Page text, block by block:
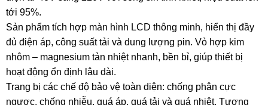
tới 95%.
Sản phẩm tích hợp màn hình LCD thông minh, hiển thị đầy
đủ điện áp, công suất tải và dung lượng pin. Vỏ hợp kim
nhôm – magnesium tản nhiệt nhanh, bền bỉ, giúp thiết bị
hoạt động ổn định lâu dài.
Trang bị các chế độ bảo vệ toàn diện: chống phân cực
ngược, chống nhiễu, quá áp, quá tải và quá nhiệt. Tương